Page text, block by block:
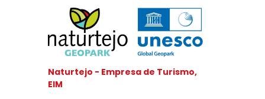
Naturtejo - Empresa de Turismo,
EIM